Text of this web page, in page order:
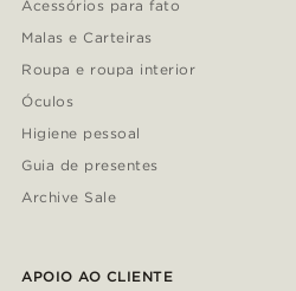
Acessórios para fato
Malas e Carteiras
Roupa e roupa interior
Óculos
Higiene pessoal
Guia de presentes
Archive Sale
APOIO AO CLIENTE